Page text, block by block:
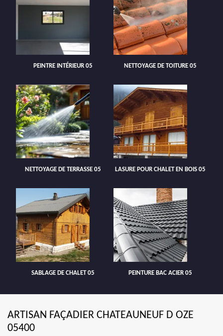
PEINTRE INTÉRIEUR 05 NETTOYAGE DE TOITURE 05
NETTOYAGE DE TERRASSE 05 LASURE POUR CHALET EN BOIS 05
SABLAGE DE CHALET 05 PEINTURE BAC ACIER 05
ARTISAN FAÇADIER CHATEAUNEUF D OZE
05400